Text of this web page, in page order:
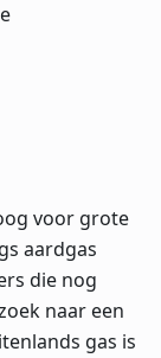
voor grote
aardgas
die nog
naar een
gas is